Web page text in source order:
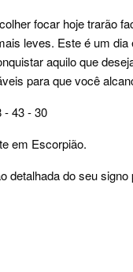
focar hoje trarão
leves. Este é um
aquilo que
para que você
- 43 - 30
em Escorpião.
detalhada do seu signo